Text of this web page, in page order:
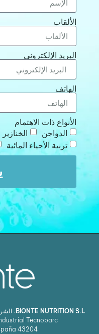
الألقاب
البريد الإلكتروني
الهاتف
الأنواع ذات الاهتمام
الدواجن
الخنازير
تربية الأحياء المائية
BIONTE NUTRITION S.L.
Tecnoparc.
43204